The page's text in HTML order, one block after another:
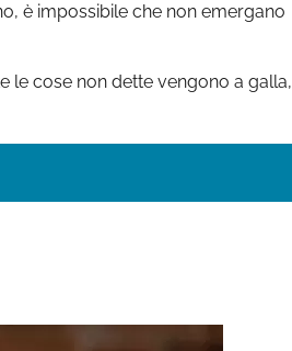
è impossibile che non emergano
le cose non dette vengono a galla,